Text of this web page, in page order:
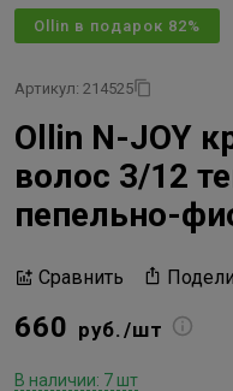
Ollin в подарок 82%
Артикул: 214525
Ollin N-JOY
волос 3/12
пепельно-
Сравнить
660 руб./шт
В наличии: 7 шт